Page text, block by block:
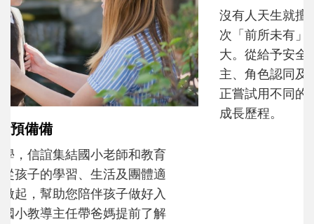
沒有人天生就擅長當爸爸！男人總是在一次
次「前所未有」的體驗中，跟著孩子一起長
大。從給予安全感的肢體遊戲，到獨立自
主、角色認同及解決問題的能力養成。爸爸
正嘗試用不同的模樣，參與孩子每個重要的